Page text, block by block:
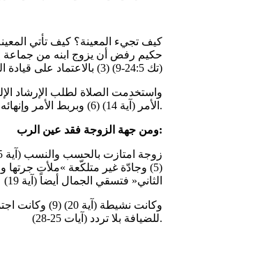
(تك 24:5-9) (3) بالاعتماد على قيادة اللّه (آية 7)
الأمر (آية 14) (6) وبربط الأمر وإنهائه لما توضحت الأمور (آية 24) (7) ثم تنفيذ الأمر بلا إبطاء (آيات 33-66).
ومن جهة الزوجة فقد عين الرب:
الثاني« فتسقي الجمال أيضاً (آية 19)
للضيافة بلا تردد (آيات 25-28).